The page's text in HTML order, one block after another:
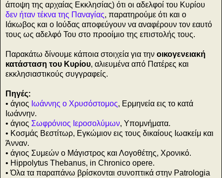
άποψη της αρχαίας Εκκλησίας) ότι οι αδελφοί του Κυρίου
δεν ήταν τέκνα της Παναγίας, παρατηρούμε ότι και ο
Ιάκωβος και ο Ιούδας αποφεύγουν να αναφέρουν τον εαυτό
τους ως αδελφό Του στο προοίμιο της επιστολής τους.
Παρακάτω δίνουμε κάποια στοιχεία για την οικογενειακή
κατάσταση του Κυρίου, αλιευμένα από Πατέρες και
εκκλησιαστικούς συγγραφείς.
Πηγές:
• άγιος Ιωάννης ο Χρυσόστομος, Ερμηνεία εις το κατά
Ιωάννην.
• άγιος Σωφρόνιος Ιεροσολύμων, Υπομνήματα.
• Κοσμάς Βεστίτωρ, Εγκώμιον εις τους δικαίους Ιωακείμ και
Άνναν.
• άγιος Συμεών ο Μάγιστρος και Λογοθέτης, Χρονικό.
• Hippolytus Thebanus, in Chronico opere.
• Όλα τα παραπάνω βρίσκονται συνοπτικά στην Patrologia